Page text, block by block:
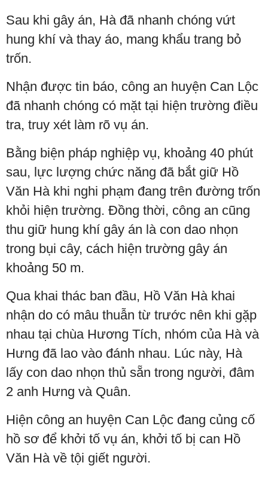
Sau khi gây án, Hà đã nhanh chóng vứt
hung khí và thay áo, mang khẩu trang bỏ
trốn.
Nhận được tin báo, công an huyện Can Lộc
đã nhanh chóng có mặt tại hiện trường điều
tra, truy xét làm rõ vụ án.
Bằng biện pháp nghiệp vụ, khoảng 40 phút
sau, lực lượng chức năng đã bắt giữ Hồ
Văn Hà khi nghi phạm đang trên đường trốn
khỏi hiện trường. Đồng thời, công an cũng
thu giữ hung khí gây án là con dao nhọn
trong bụi cây, cách hiện trường gây án
khoảng 50 m.
Qua khai thác ban đầu, Hồ Văn Hà khai
nhận do có mâu thuẫn từ trước nên khi gặp
nhau tại chùa Hương Tích, nhóm của Hà và
Hưng đã lao vào đánh nhau. Lúc này, Hà
lấy con dao nhọn thủ sẵn trong người, đâm
2 anh Hưng và Quân.
Hiện công an huyện Can Lộc đang củng cố
hồ sơ để khởi tố vụ án, khởi tố bị can Hồ
Văn Hà về tội giết người.